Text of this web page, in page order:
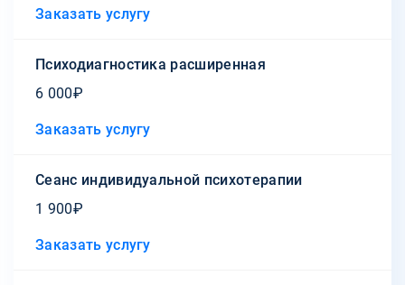
Заказать услугу
Психодиагностика расширенная
6 000₽
Заказать услугу
Сеанс индивидуальной психотерапии
1 900₽
Заказать услугу